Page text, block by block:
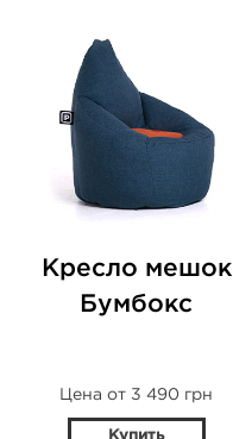
Кресло мешок
Бумбокс
Цена от 3 490 грн
Купить